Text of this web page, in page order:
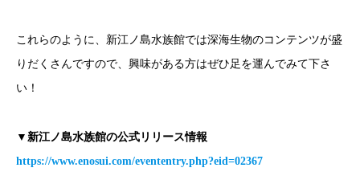
これらのように、新江ノ島水族館では深海生物のコンテンツが盛
りだくさんですので、興味がある方はぜひ足を運んでみて下さ
い！
▼新江ノ島水族館の公式リリース情報
https://www.enosui.com/evententry.php?eid=02367